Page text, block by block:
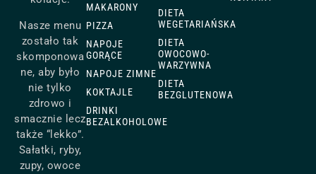
Nasze menu
zostało tak
skomponowa
ne, aby było
nie tylko
zdrowo i
smacznie lecz
także “lekko”.
Sałatki, ryby,
zupy, owoce
MAKARONY
PIZZA
NAPOJE
GORĄCE
NAPOJE ZIMNE
KOKTAJLE
DRINKI
BEZALKOHOLOWE
DIETA
WEGETARIAŃSKA
DIETA
OWOCOWO-
WARZYWNA
DIETA
BEZGLUTENOWA